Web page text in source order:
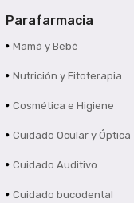
Parafarmacia
Mamá y Bebé
Nutrición y Fitoterapia
Cosmética e Higiene
Cuidado Ocular y Óptica
Cuidado Auditivo
Cuidado bucodental